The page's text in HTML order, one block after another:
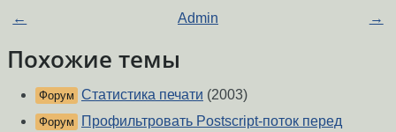
← Admin →
Похожие темы
Форум Статистика печати (2003)
Форум
Профильтровать Postscript-поток перед